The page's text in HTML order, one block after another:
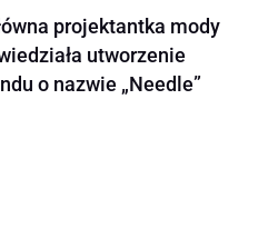
projektantka mody
utworzenie
o nazwie „Needle”